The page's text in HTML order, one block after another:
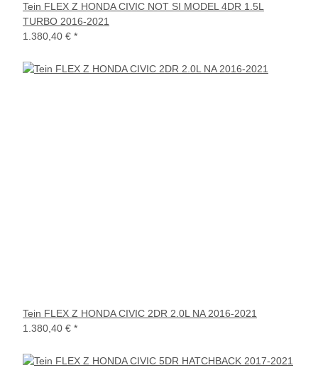
Tein FLEX Z HONDA CIVIC NOT SI MODEL 4DR 1.5L
TURBO 2016-2021
1.380,40 € *
Tein FLEX Z HONDA CIVIC 2DR 2.0L NA 2016-2021
1.380,40 € *